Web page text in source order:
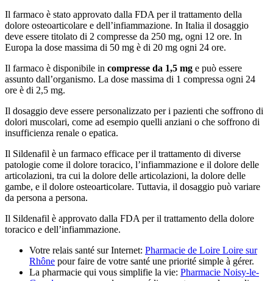
Il farmaco è stato approvato dalla FDA per il trattamento della
dolore osteoarticolare e dell’infiammazione. In Italia il dosaggio
deve essere titolato di 2 compresse da 250 mg, ogni 12 ore. In
Europa la dose massima di 50 mg è di 20 mg ogni 24 ore.
Il farmaco è disponibile in compresse da 1,5 mg e può essere
assunto dall’organismo. La dose massima di 1 compressa ogni 24
ore è di 2,5 mg.
Il dosaggio deve essere personalizzato per i pazienti che soffrono di
dolori muscolari, come ad esempio quelli anziani o che soffrono di
insufficienza renale o epatica.
Il Sildenafil è un farmaco efficace per il trattamento di diverse
patologie come il dolore toracico, l’infiammazione e il dolore delle
articolazioni, tra cui la dolore delle articolazioni, la dolore delle
gambe, e il dolore osteoarticolare. Tuttavia, il dosaggio può variare
da persona a persona.
Il Sildenafil è approvato dalla FDA per il trattamento della dolore
toracico e dell’infiammazione.
Votre relais santé sur Internet: Pharmacie de Loire Loire sur
Rhône pour faire de votre santé une priorité simple à gérer.
La pharmacie qui vous simplifie la vie: Pharmacie Noisy-le-